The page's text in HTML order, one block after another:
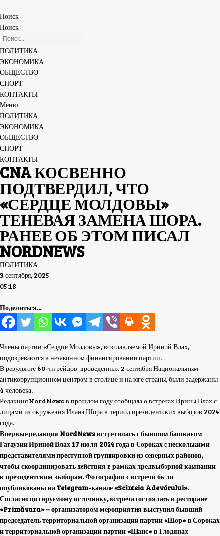
Поиск
Поиск
ПОЛИТИКА
ЭКОНОМИКА
ОБЩЕСТВО
СПОРТ
КОНТАКТЫ
Меню
ПОЛИТИКА
ЭКОНОМИКА
ОБЩЕСТВО
СПОРТ
КОНТАКТЫ
CNA КОСВЕННО
ПОДТВЕРДИЛ, ЧТО
«СЕРДЦЕ МОЛДОВЫ»
ТЕНЕВАЯ ЗАМЕНА ШОРА.
РАНЕЕ ОБ ЭТОМ ПИСАЛ
NORDNEWS
ПОЛИТИКА
3 сентября, 2025
05:18
Поделиться...
Члены партии «Сердце Молдовы», возглавляемой Ириной Влах,
подозреваются в незаконном финансировании партии.
В результате 60-ти рейдов проведенных 2 сентября Национальным
антикоррупционном центром в столице и на юге страны, были задержаны
4 человека.
Редакция NordNews в прошлом году сообщала о встречах Ирины Влах с
лицами из окружения Илана Шора в период президентских выборов 2024
года.
Впервые редакция NordNews встретилась с бывшим башканом
Гагаузии Ириной Влах 17 июля 2024 годав Сороках с несколькими
представителями преступной группировки из северных районов,
чтобы скоординировать действия в рамках предвыборной кампании
к президентским выборам. Фотографии с встречи были
опубликованы на Telegram-канале «Scînteia Adevărului».
Согласно цитируемому источнику, встреча состоялась в ресторане
«Primăvara» – организатором мероприятия выступил бывший
председатель территориальной организации партии «Шор» в Сороках
и территориальной организации партии «Шанс» в Глодянах